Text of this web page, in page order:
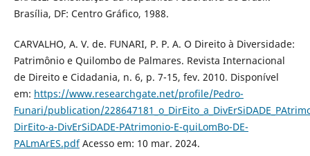
Brasília, DF: Centro Gráfico, 1988.
CARVALHO, A. V. de. FUNARI, P. P. A. O Direito à Diversidade:
Patrimônio e Quilombo de Palmares. Revista Internacional
de Direito e Cidadania, n. 6, p. 7-15, fev. 2010. Disponível
em: https://www.researchgate.net/profile/Pedro-
Funari/publication/
DirEito-a-DivErSiDADE-PAtrimonio-E-quiLomBo-DE-
PALmArES.pdfAcesso em: 10 mar. 2024.